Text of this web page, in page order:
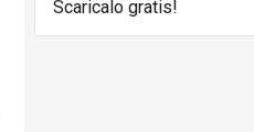
Scaricalo gratis!